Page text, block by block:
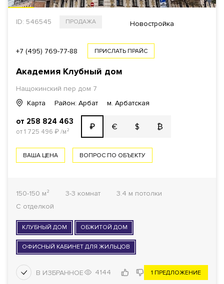
ID: 546545 ПРОДАЖА Новостройка
+7 (495) 769-77-88 ПРИСЛАТЬ ПРАЙС
Академия Клубный дом
Нащокинский пер дом 7
Карта
Район: Арбат м. Арбатская
от 258 824 463
от 1 725 496 ₽/м² ₽ € $ ₿
ВАША ЦЕНА ВОПРОС ПО ОБЪЕКТУ
150-150 м² 3-3 комнат
3.4 м потолки
С отделкой
КЛУБНЫЙ ДОМ ОБЖИТОЙ ДОМ
ОФИСНЫЙ КАБИНЕТ ДЛЯ ЖИЛЬЦОВ
4144 1 ПРЕДЛОЖЕНИЕ